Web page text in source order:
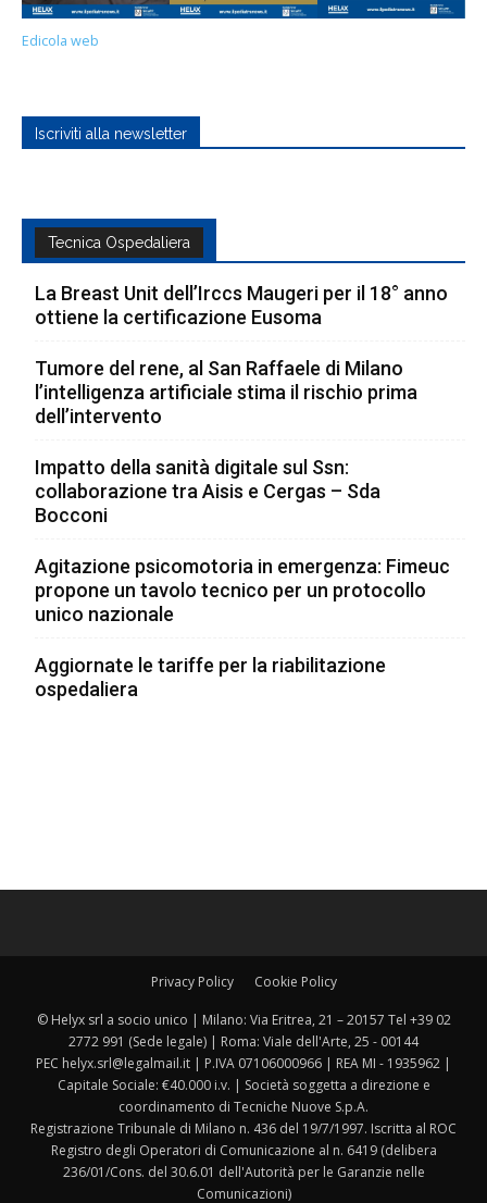
Edicola web
Iscriviti alla newsletter
Tecnica Ospedaliera
La Breast Unit dell’Irccs Maugeri per il 18° anno
ottiene la certificazione Eusoma
Tumore del rene, al San Raffaele di Milano
l’intelligenza artificiale stima il rischio prima
dell’intervento
Impatto della sanità digitale sul Ssn:
collaborazione tra Aisis e Cergas – Sda
Bocconi
Agitazione psicomotoria in emergenza: Fimeuc
propone un tavolo tecnico per un protocollo
unico nazionale
Aggiornate le tariffe per la riabilitazione
ospedaliera
Privacy Policy Cookie Policy
© Helyx srl a socio unico | Milano: Via Eritrea, 21 – 20157 Tel +39 02
2772 991 (Sede legale) | Roma: Viale dell'Arte, 25 - 00144
PEC helyx.srl@legalmail.it | P.IVA 07106000966 | REA MI - 1935962 |
Capitale Sociale: €40.000 i.v. | Società soggetta a direzione e
coordinamento di Tecniche Nuove S.p.A.
Registrazione Tribunale di Milano n. 436 del 19/7/1997. Iscritta al ROC
Registro degli Operatori di Comunicazione al n. 6419 (delibera
236/01/Cons. del 30.6.01 dell'Autorità per le Garanzie nelle
Comunicazioni)